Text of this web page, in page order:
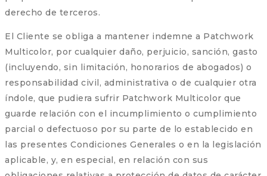
derecho de terceros.
El Cliente se obliga a mantener indemne a Patchwork
Multicolor, por cualquier daño, perjuicio, sanción, gasto
(incluyendo, sin limitación, honorarios de abogados) o
responsabilidad civil, administrativa o de cualquier otra
índole, que pudiera sufrir Patchwork Multicolor que
guarde relación con el incumplimiento o cumplimiento
parcial o defectuoso por su parte de lo establecido en
las presentes Condiciones Generales o en la legislación
aplicable, y, en especial, en relación con sus